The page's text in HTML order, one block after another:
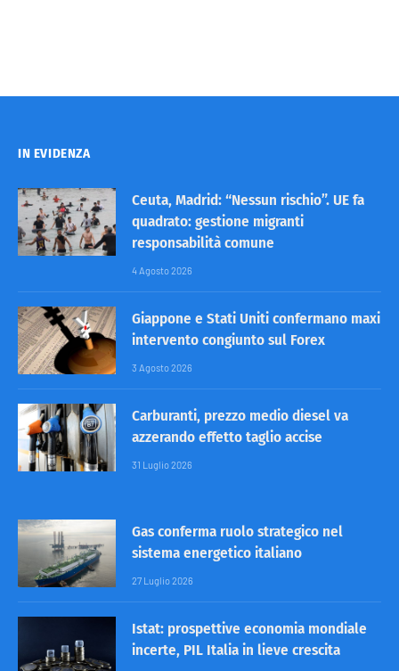
IN EVIDENZA
Ceuta, Madrid: “Nessun rischio”. UE fa
quadrato: gestione migranti
responsabilità comune
4 Agosto 2026
Giappone e Stati Uniti confermano maxi
intervento congiunto sul Forex
3 Agosto 2026
Carburanti, prezzo medio diesel va
azzerando effetto taglio accise
31 Luglio 2026
Gas conferma ruolo strategico nel
sistema energetico italiano
27 Luglio 2026
Istat: prospettive economia mondiale
incerte, PIL Italia in lieve crescita